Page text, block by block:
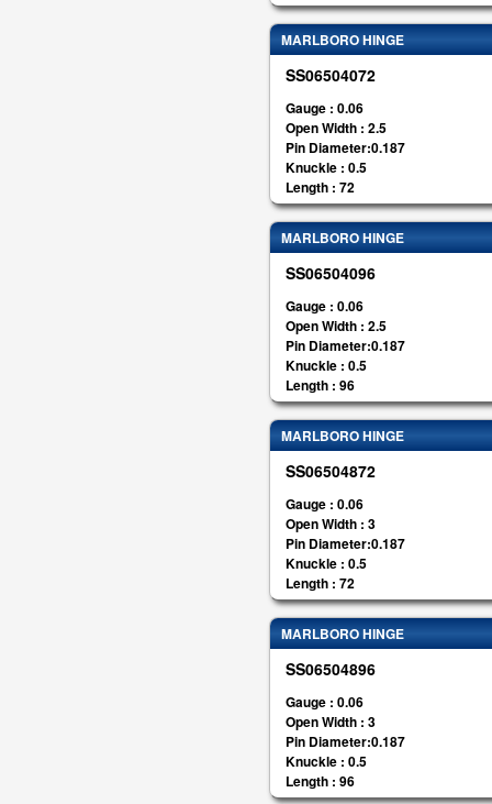
MARLBORO HINGE
SS06504072
Gauge : 0.06
Open Width : 2.5
Pin Diameter:0.187
Knuckle : 0.5
Length : 72
MARLBORO HINGE
SS06504096
Gauge : 0.06
Open Width : 2.5
Pin Diameter:0.187
Knuckle : 0.5
Length : 96
MARLBORO HINGE
SS06504872
Gauge : 0.06
Open Width : 3
Pin Diameter:0.187
Knuckle : 0.5
Length : 72
MARLBORO HINGE
SS06504896
Gauge : 0.06
Open Width : 3
Pin Diameter:0.187
Knuckle : 0.5
Length : 96